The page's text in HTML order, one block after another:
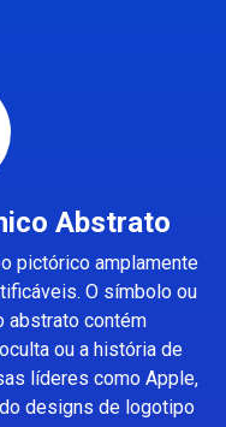
Abstrato
pictórico amplamente
O símbolo ou
abstrato contém
ou a história de
líderes como Apple,
designs de logotipo